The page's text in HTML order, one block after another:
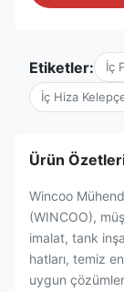
Etiketler: İç
İç Hiza
Ürün
Wincoo
(WINCOO),
imalat, tank
hatları, temiz
uygun